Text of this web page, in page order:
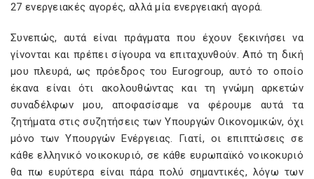
27 ενεργειακές αγορές, αλλά μία ενεργειακή αγορά.
Συνεπώς, αυτά είναι πράγματα που έχουν ξεκινήσει να
γίνονται και πρέπει σίγουρα να επιταχυνθούν. Από τη δική
μου πλευρά, ως πρόεδρος του Eurogroup, αυτό το οποίο
έκανα είναι ότι ακολουθώντας και τη γνώμη αρκετών
συναδέλφων μου, αποφασίσαμε να φέρουμε αυτά τα
ζητήματα στις συζητήσεις των Υπουργών Οικονομικών, όχι
μόνο των Υπουργών Ενέργειας. Γιατί, οι επιπτώσεις σε
κάθε ελληνικό νοικοκυριό, σε κάθε ευρωπαϊκό νοικοκυριό
θα πω ευρύτερα είναι πάρα πολύ σημαντικές, λόγω των